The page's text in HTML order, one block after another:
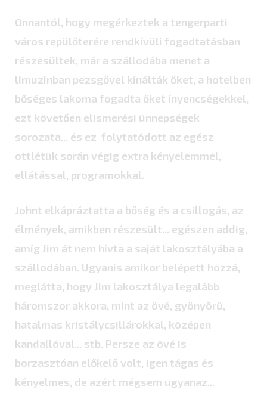
Onnantól, hogy megérkeztek a tengerparti
város repülőterére rendkívüli fogadtatásban
részesültek, már a szállodába menet a
limuzinban pezsgővel kínálták őket, a hotelben
bőséges lakoma fogadta őket ínyencségekkel,
ezt követően elismerési ünnepségek
sorozata... és ez folytatódott az egész
ottlétük során végig extra kényelemmel,
ellátással, programokkal.
Johnt elkápráztatta a bőség és a csillogás, az
élmények, amikben részesült... egészen addig,
amíg Jim át nem hívta a saját lakosztályába a
szállodában. Ugyanis amikor belépett hozzá,
meglátta, hogy Jim lakosztálya legalább
háromszor akkora, mint az övé, gyönyörű,
hatalmas kristálycsillárokkal, középen
kandallóval... stb. Persze az övé is
borzasztóan előkelő volt, igen tágas és
kényelmes, de azért mégsem ugyanaz...